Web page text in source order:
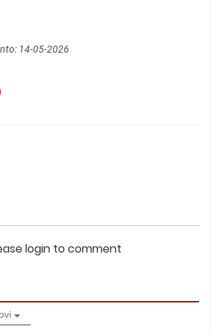
14-05-2026
login to comment